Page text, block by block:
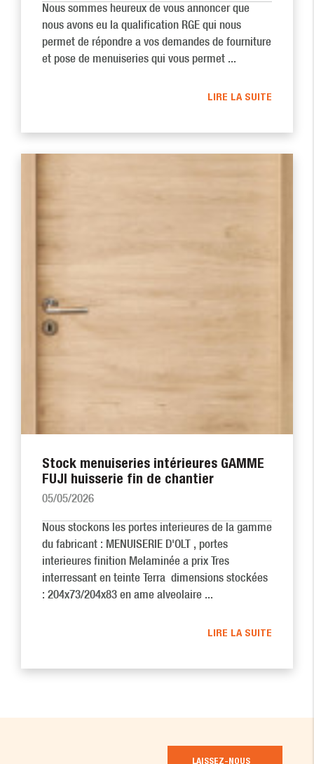
Nous sommes heureux de vous annoncer que
nous avons eu la qualification RGE qui nous
permet de répondre a vos demandes de fourniture
et pose de menuiseries qui vous permet ...
LIRE LA SUITE
Stock menuiseries intérieures GAMME
FUJI huisserie fin de chantier
05/05/2026
Nous stockons les portes interieures de la gamme
du fabricant : MENUISERIE D'OLT , portes
interieures finition Melaminée a prix Tres
interressant en teinte Terra dimensions stockées
: 204x73/204x83 en ame alveolaire ...
LIRE LA SUITE
LAISSEZ-NOUS